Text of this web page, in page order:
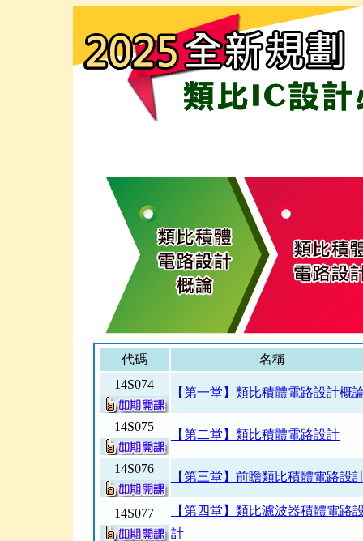
代碼
名稱
14S074
【第一堂】類比積體電路設計概
14S075
【第二堂】類比積體電路設計
14S076
【第三堂】前瞻類比積體電路設
14S077
【第四堂】類比濾波器積體電路
計